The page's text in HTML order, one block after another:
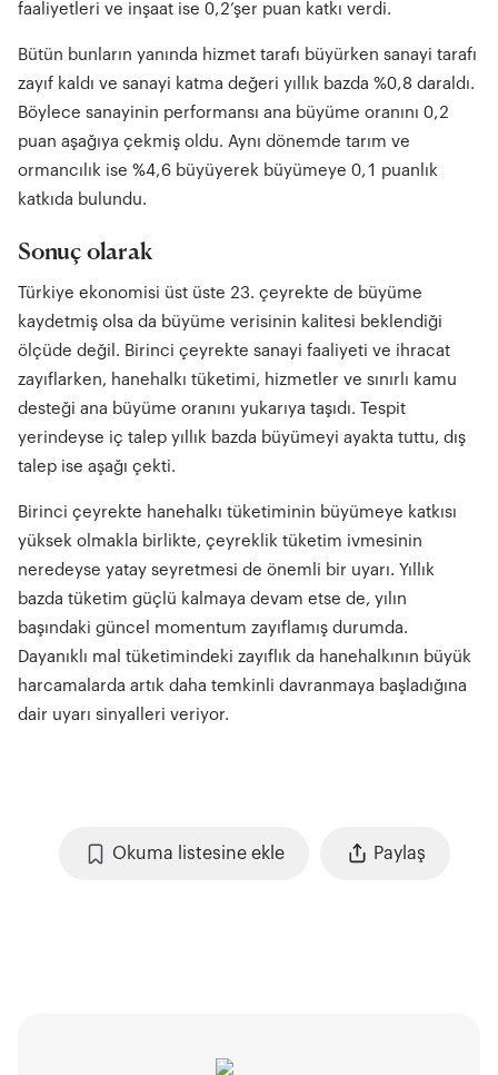
faaliyetleri ve inşaat ise 0,2’şer puan katkı verdi.
Bütün bunların yanında hizmet tarafı büyürken sanayi tarafı
zayıf kaldı ve sanayi katma değeri yıllık bazda %0,8 daraldı.
Böylece sanayinin performansı ana büyüme oranını 0,2
puan aşağıya çekmiş oldu. Aynı dönemde tarım ve
ormancılık ise %4,6 büyüyerek büyümeye 0,1 puanlık
katkıda bulundu.
Sonuç olarak
Türkiye ekonomisi üst üste 23. çeyrekte de büyüme
kaydetmiş olsa da büyüme verisinin kalitesi beklendiği
ölçüde değil. Birinci çeyrekte sanayi faaliyeti ve ihracat
zayıflarken, hanehalkı tüketimi, hizmetler ve sınırlı kamu
desteği ana büyüme oranını yukarıya taşıdı. Tespit
yerindeyse iç talep yıllık bazda büyümeyi ayakta tuttu, dış
talep ise aşağı çekti.
Birinci çeyrekte hanehalkı tüketiminin büyümeye katkısı
yüksek olmakla birlikte, çeyreklik tüketim ivmesinin
neredeyse yatay seyretmesi de önemli bir uyarı. Yıllık
bazda tüketim güçlü kalmaya devam etse de, yılın
başındaki güncel momentum zayıflamış durumda.
Dayanıklı mal tüketimindeki zayıflık da hanehalkının büyük
harcamalarda artık daha temkinli davranmaya başladığına
dair uyarı sinyalleri veriyor.
Okuma listesine ekle Paylaş